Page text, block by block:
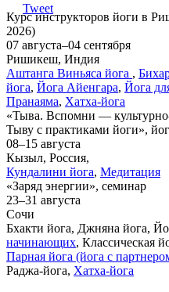
Tweet
Курс инструкторов йоги в
2026)
07 августа–04 сентября
Ришикеш, Индия
Аштанга Виньяса йога ,
йога, Йога Айенгара, Йога
Пранаяма, Хатха-йога
«Тыва. Вспомни —
Тыву с практиками йоги»,
08–15 августа
Кызыл, Россия,
Кундалини йога, Медитация
«Заряд энергии», семинар
23–31 августа
Сочи
Бхакти йога, Джняна йога,
начинающих, Классическая
Парная йога (йога с
Раджа-йога, Хатха-йога